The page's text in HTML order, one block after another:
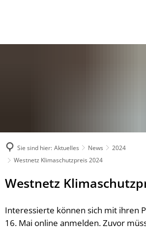
Sie sind hier: Aktuelles News
2024
Westnetz Klimaschutzpreis 2024
Westnetz
Interessierte können sich mit ihren
16. Mai online anmelden. Zuvor